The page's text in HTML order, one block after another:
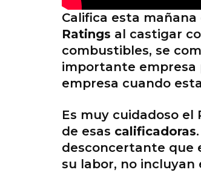
Califica esta
Ratings al castigar
combustibles, se
importante empresa
empresa cuando
Es muy cuidadoso
de esas calificadoras
desconcertante que
su labor, no